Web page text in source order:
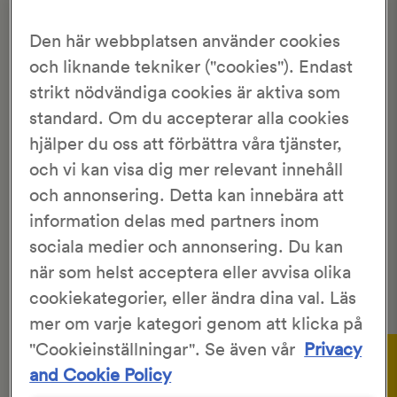
ANISBULLAR
KronJäst
20 st
40 min
2 tim 50 min
Anis, med sin smak av lakrits, kan för många vara en helt
ny smakupplevelse inom bakning. Dessa bullar smakar
extra bra medsmör, en god ost eller en härlig marmelad.
5/5
Gör så här:
Den här webbplatsen använder cookies
och liknande tekniker ("cookies"). Endast
strikt nödvändiga cookies är aktiva som
standard. Om du accepterar alla cookies
hjälper du oss att förbättra våra tjänster,
och vi kan visa dig mer relevant innehåll
och annonsering. Detta kan innebära att
information delas med partners inom
sociala medier och annonsering. Du kan
när som helst acceptera eller avvisa olika
cookiekategorier, eller ändra dina val. Läs
mer om varje kategori genom att klicka på
"Cookieinställningar". Se även vår Privacy
and Cookie Policy